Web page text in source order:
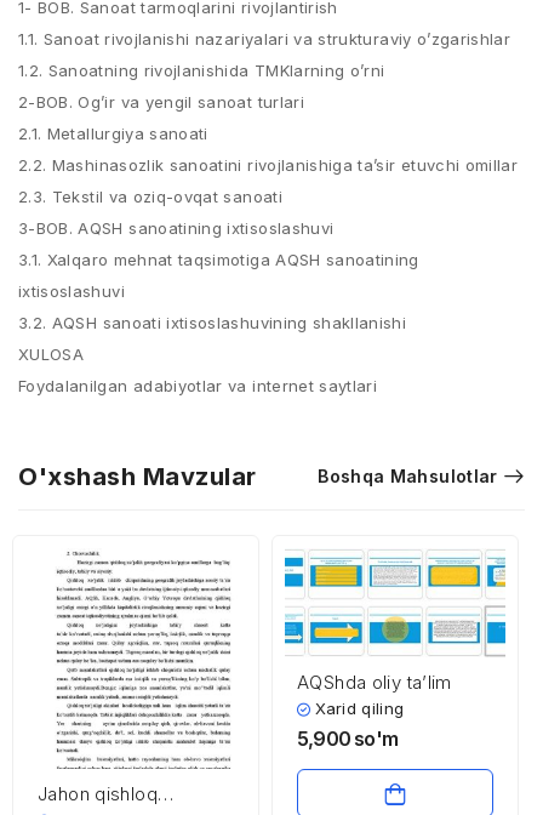
1- BOB. Sanoat tarmoqlarini rivojlantirish
1.1. Sanoat rivojlanishi nazariyalari va strukturaviy o’zgarishlar
1.2. Sanoatning rivojlanishida TMKlarning o’rni
2-BOB. Og’ir va yengil sanoat turlari
2.1. Metallurgiya sanoati
2.2. Mashinasozlik sanoatini rivojlanishiga ta’sir etuvchi omillar
2.3. Tekstil va oziq-ovqat sanoati
3-BOB. AQSH sanoatining ixtisoslashuvi
3.1. Xalqaro mehnat taqsimotiga AQSH sanoatining
ixtisoslashuvi
3.2. AQSH sanoati ixtisoslashuvining shakllanishi
XULOSA
Foydalanilgan adabiyotlar va internet saytlari
O'xshash Mavzular Boshqa Mahsulotlar
Jahon qishloq
AQShda oliy ta’lim
Xarid qiling
5,900 so'm